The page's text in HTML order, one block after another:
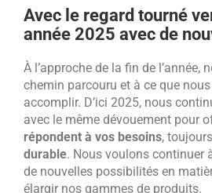
Avec le regard tourné
année 2025 avec de
À l’approche de la fin de l’année,
chemin parcouru et à ce que
accomplir. D’ici 2025, nous
avec le même dévouement pour
répondent à vos besoins,
durable. Nous voulons continuer
de nouvelles possibilités en
élargir nos gammes de produits.